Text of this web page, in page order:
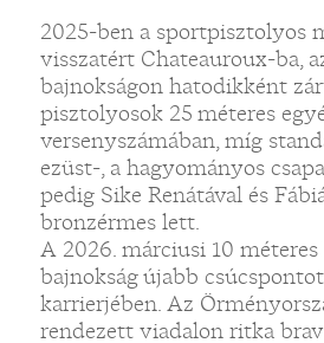
2025-ben a sportpisztolyos
visszatért Chateauroux-ba,
bajnokságon hatodikként
pisztolyosok 25 méteres
versenyszámában, míg
ezüst-, a hagyományos
pedig Sike Renátával és
bronzérmes lett.
A 2026. márciusi 10
bajnokság újabb
karrierjében. Az
rendezett viadalon ritka